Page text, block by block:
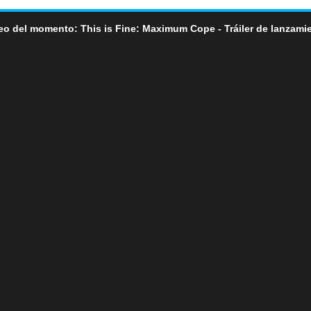
del momento: This is Fine: Maximum Cope - Tráiler de